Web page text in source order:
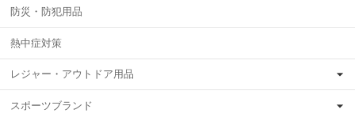
防災・防犯用品
熱中症対策
レジャー・アウトドア用品
スポーツブランド